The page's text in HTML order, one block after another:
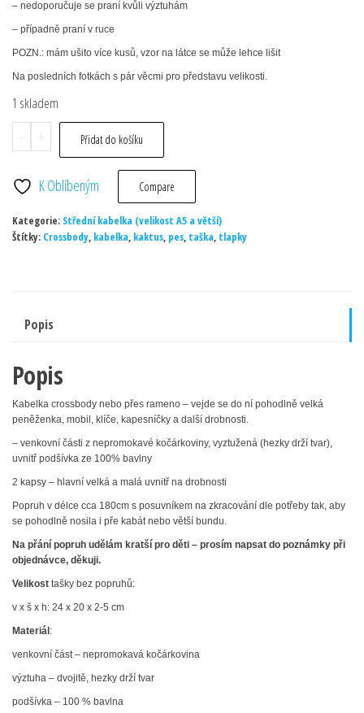
– nedoporučuje se praní kvůli výztuhám
– případně praní v ruce
POZN.: mám ušito více kusů, vzor na látce se může lehce lišit
Na posledních fotkách s pár věcmi pro představu velikosti.
1 skladem
-
Taška
Cherry
-
množství
+ Přidat do košíku
K Oblíbeným Compare
Kategorie: Střední kabelka (velikost A5 a větší)
Štítky: Crossbody, kabelka, kaktus, pes, taška, tlapky
Popis
Popis
Kabelka crossbody nebo přes rameno – vejde se do ní pohodlně velká
peněženka, mobil, klíče, kapesníčky a další drobnosti.
– venkovní části z nepromokavé kočárkoviny, vyztužená (hezky drží tvar),
uvnitř podšívka ze 100% bavlny
2 kapsy – hlavní velká a malá uvnitř na drobnosti
Popruh v délce cca 180cm s posuvníkem na zkracování dle potřeby tak, aby
se pohodlně nosila i pře kabát nebo větší bundu.
Na přání popruh udělám kratší pro děti – prosím napsat do poznámky při
objednávce, děkuji.
Velikost tašky bez popruhů:
v x š x h: 24 x 20 x 2-5 cm
Materiál :
venkovní část – nepromokavá kočárkovina
výztuha – dvojitě, hezky drží tvar
podšívka – 100 % bavlna